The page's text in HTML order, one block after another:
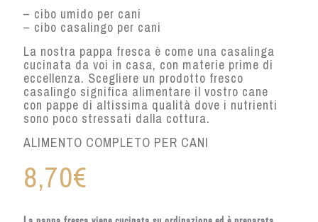
– cibo umido per cani
– cibo casalingo per cani
La nostra pappa fresca è come una casalinga
cucinata da voi in casa, con materie prime di
eccellenza. Scegliere un prodotto fresco
casalingo significa alimentare il vostro cane
con pappe di altissima qualità dove i nutrienti
sono poco stressati dalla cottura.
ALIMENTO COMPLETO PER CANI
8,70€